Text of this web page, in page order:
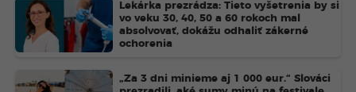
Lekárka prezrádza: Tieto vyšetrenia by si
vo veku 30, 40, 50 a 60 rokoch mal
absolvovať, dokážu odhaliť zákerné
ochorenia
„Za 3 dni minieme aj 1 000 eur.“ Slováci